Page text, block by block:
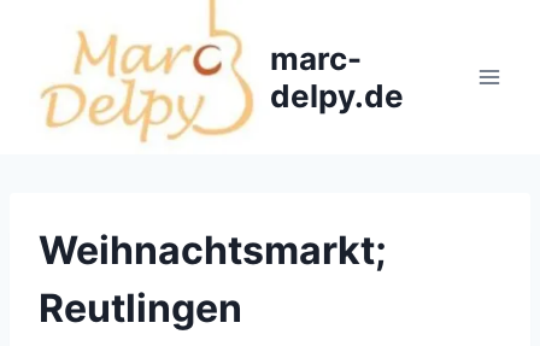
springen
marc-
delpy.de
Weihnachtsmarkt;
Reutlingen